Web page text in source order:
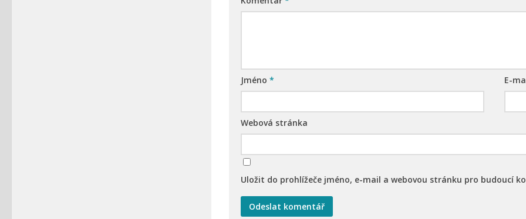
Jméno * E-
Webová stránka
Uložit do prohlížeče jméno, e-mail a webovou stránku pro budoucí